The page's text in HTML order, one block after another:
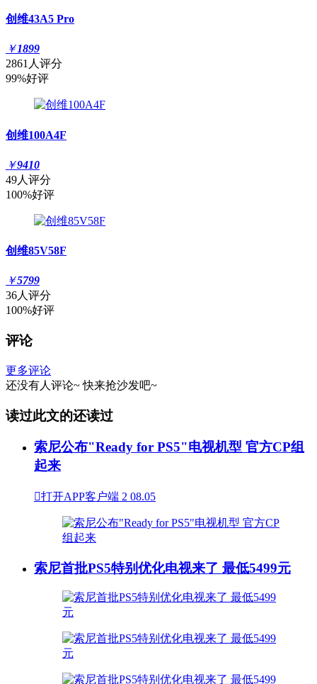
创维43A5 Pro
￥1899
2861人评分
99%好评
创维100A4F
￥9410
49人评分
100%好评
创维85V58F
￥5799
36人评分
100%好评
评论
更多评论
还没有人评论~ 快来抢沙发吧~
读过此文的还读过
索尼公布"Ready for PS5"电视机型 官方CP组
起来
打开APP客户端 2 08.05
索尼首批PS5特别优化电视来了 最低5499元